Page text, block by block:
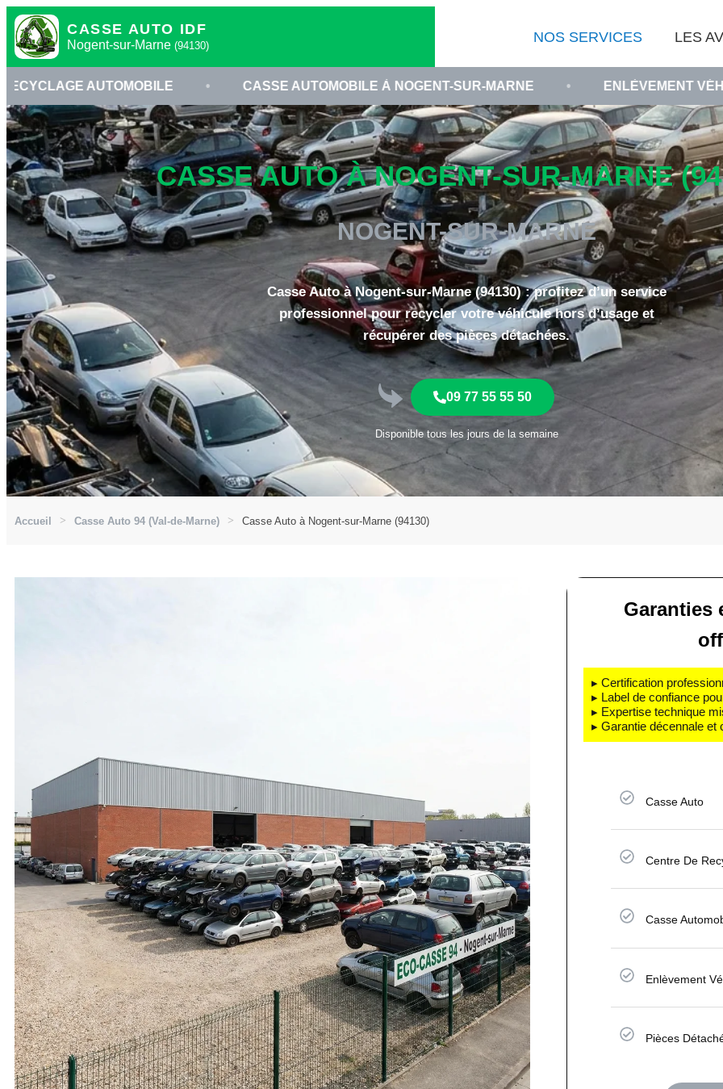
CASSE AUTO IDF
Nogent-sur-Marne (94130)
NOS SERVICES LES
• CASSE AUTOMOBILE À NOGENT-SUR-MARNE • ENLÈVEMENT VÉHICULE HORS
CASSE AUTO À NOGENT-SUR-MARNE
NOGENT-SUR-MARNE
Casse Auto à Nogent-sur-Marne (94130) : profitez d’un service
professionnel pour recycler votre véhicule hors d’usage et
récupérer des pièces détachées.
09 77 55 55 50
Disponible tous les jours de la semaine
Accueil Casse Auto 94 (Val-de-Marne) Casse Auto à Nogent-sur-Marne (94130)
Garanties
▸ Certification
▸ Label de confiance
▸ Expertise technique
▸ Garantie décennale et
Casse Auto
Centre De
Casse
Enlèvement
Pièces